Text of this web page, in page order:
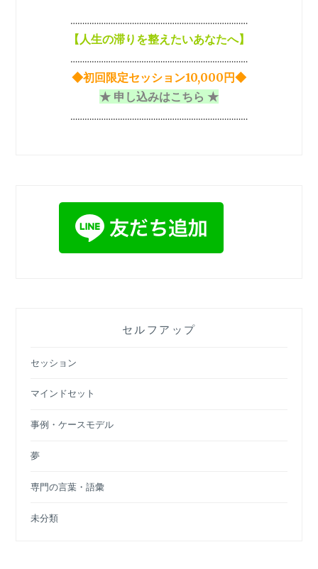
…………………………………………………………………
【人生の滞りを整えたいあなたへ】
…………………………………………………………………
◆初回限定セッション10,000円◆
★ 申し込みはこちら ★
…………………………………………………………………
セルフアップ
セッション
マインドセット
事例・ケースモデル
夢
専門の言葉・語彙
未分類